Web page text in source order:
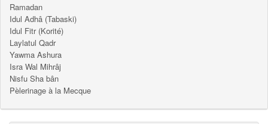
Ramadan
Idul Adhâ (Tabaski)
Idul Fitr (Korité)
Laylatul Qadr
Yawma Ashura
Isra Wal Mihrâj
Nisfu Sha bân
Pèlerinage à la Mecque